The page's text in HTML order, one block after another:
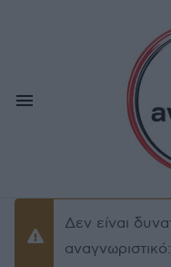
Προειδοποίσηση
Δεν είναι